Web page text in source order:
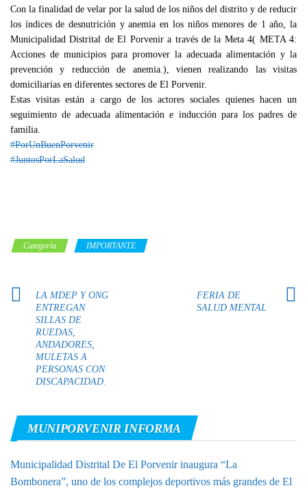
Con la finalidad de velar por la salud de los niños del distrito y de reducir
los índices de desnutrición y anemia en los niños menores de 1 año, la
Municipalidad Distrital de El Porvenir a través de la Meta 4( META 4:
Acciones de municipios para promover la adecuada alimentación y la
prevención y reducción de anemia.), vienen realizando las visitas
domiciliarias en diferentes sectores de El Porvenir.
Estas visitas están a cargo de los actores sociales quienes hacen un
seguimiento de adecuada alimentación e inducción para los padres de
familia.
#PorUnBuenPorvenir
#JuntosPorLaSalud
Categoría IMPORTANTE
LA MDEP Y ONG
ENTREGAN
SILLAS DE
RUEDAS,
ANDADORES,
MULETAS A
PERSONAS CON
DISCAPACIDAD.
FERIA DE
SALUD MENTAL
MUNIPORVENIR INFORMA
Municipalidad Distrital De El Porvenir inaugura “La
Bombonera”, uno de los complejos deportivos más grandes de El